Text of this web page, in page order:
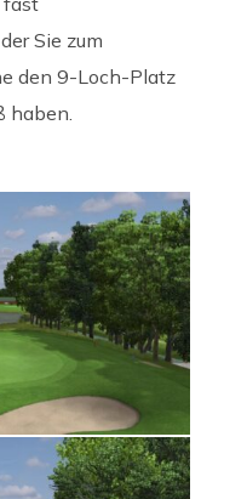
Sie zum
den 9-Loch-Platz
haben.